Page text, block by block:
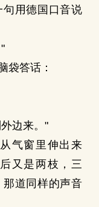
用德国口音说
答话：
边来。"
气窗里伸出来
又是两枝，三
道同样的声音